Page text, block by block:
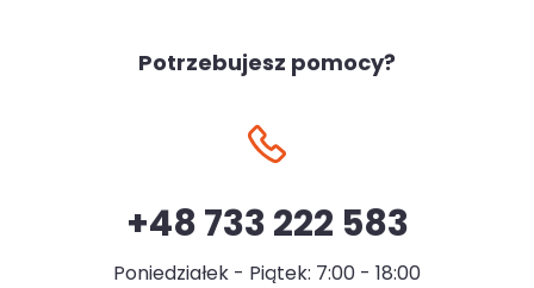
Potrzebujesz pomocy?
+48 733 222 583
Poniedziałek - Piątek: 7:00 - 18:00